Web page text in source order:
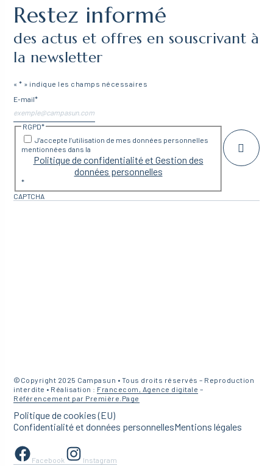
Restez informé
des actus et offres en souscrivant à
la newsletter
«* » indique les champs nécessaires
E-mail*
RGPD*
J’accepte l’utilisation de mes données personnelles
mentionnées dans la
Politique de confidentialité et Gestion des
données personnelles
*
CAPTCHA
©Copyright 2025 Campasun • Tous droits réservés – Reproduction
interdite • Réalisation : Francecom, Agence digitale –
Référencement par Première.Page
Politique de cookies (EU)
Confidentialité et données personnellesMentions légales
Facebook Instagram